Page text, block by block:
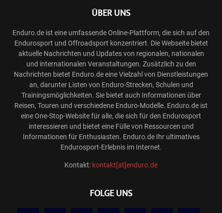
ÜBER UNS
Enduro.de ist eine umfassende Online-Plattform, die sich auf den
Endurosport und Offroadsport konzentriert. Die Webseite bietet
aktuelle Nachrichten und Updates von regionalen, nationalen
und internationalen Veranstaltungen. Zusätzlich zu den
Nachrichten bietet Enduro.de eine Vielzahl von Dienstleistungen
an, darunter Listen von Enduro-Strecken, Schulen und
Trainingsmöglichkeiten. Sie bietet auch Informationen über
Reisen, Touren und verschiedene Enduro-Modelle. Enduro.de ist
eine One-Stop-Website für alle, die sich für den Endurosport
interessieren und bietet eine Fülle von Ressourcen und
Informationen für Enthusiasten. Enduro.de Ihr ultimatives
Endurosport-Erlebnis im Internet.
Kontakt: kontakt[at]enduro.de
FOLGE UNS